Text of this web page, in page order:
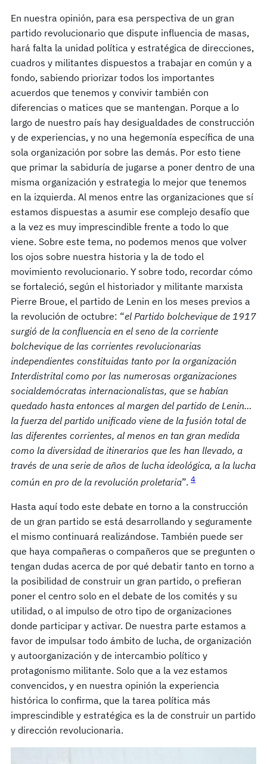
En nuestra opinión, para esa perspectiva de un gran
partido revolucionario que dispute influencia de masas,
hará falta la unidad política y estratégica de direcciones,
cuadros y militantes dispuestos a trabajar en común y a
fondo, sabiendo priorizar todos los importantes
acuerdos que tenemos y convivir también con
diferencias o matices que se mantengan. Porque a lo
largo de nuestro país hay desigualdades de construcción
y de experiencias, y no una hegemonía específica de una
sola organización por sobre las demás. Por esto tiene
que primar la sabiduría de jugarse a poner dentro de una
misma organización y estrategia lo mejor que tenemos
en la izquierda. Al menos entre las organizaciones que sí
estamos dispuestas a asumir ese complejo desafío que
a la vez es muy imprescindible frente a todo lo que
viene. Sobre este tema, no podemos menos que volver
los ojos sobre nuestra historia y la de todo el
movimiento revolucionario. Y sobre todo, recordar cómo
se fortaleció, según el historiador y militante marxista
Pierre Broue, el partido de Lenin en los meses previos a
la revolución de octubre: “el Partido bolchevique de 1917
surgió de la confluencia en el seno de la corriente
bolchevique de las corrientes revolucionarias
independientes constituidas tanto por la organización
Interdistrital como por las numerosas organizaciones
socialdemócratas internacionalistas, que se habían
quedado hasta entonces al margen del partido de Lenin…
la fuerza del partido unificado viene de la fusión total de
las diferentes corrientes, al menos en tan gran medida
como la diversidad de itinerarios que les han llevado, a
través de una serie de años de lucha ideológica, a la lucha
común en pro de la revolución proletaria”. 4
Hasta aquí todo este debate en torno a la construcción
de un gran partido se está desarrollando y seguramente
el mismo continuará realizándose. También puede ser
que haya compañeras o compañeros que se pregunten o
tengan dudas acerca de por qué debatir tanto en torno a
la posibilidad de construir un gran partido, o prefieran
poner el centro solo en el debate de los comités y su
utilidad, o al impulso de otro tipo de organizaciones
donde participar y activar. De nuestra parte estamos a
favor de impulsar todo ámbito de lucha, de organización
y autoorganización y de intercambio político y
protagonismo militante. Solo que a la vez estamos
convencidos, y en nuestra opinión la experiencia
histórica lo confirma, que la tarea política más
imprescindible y estratégica es la de construir un partido
y dirección revolucionaria.